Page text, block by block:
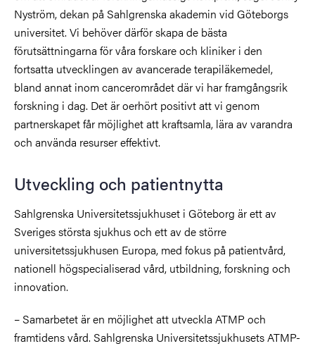
Nyström, dekan på Sahlgrenska akademin vid Göteborgs
universitet. Vi behöver därför skapa de bästa
förutsättningarna för våra forskare och kliniker i den
fortsatta utvecklingen av avancerade terapiläkemedel,
bland annat inom cancerområdet där vi har framgångsrik
forskning i dag. Det är oerhört positivt att vi genom
partnerskapet får möjlighet att kraftsamla, lära av varandra
och använda resurser effektivt.
Utveckling och patientnytta
Sahlgrenska Universitetssjukhuset i Göteborg är ett av
Sveriges största sjukhus och ett av de större
universitetssjukhusen Europa, med fokus på patientvård,
nationell högspecialiserad vård, utbildning, forskning och
innovation.
– Samarbetet är en möjlighet att utveckla ATMP och
framtidens vård. Sahlgrenska Universitetssjukhusets ATMP-